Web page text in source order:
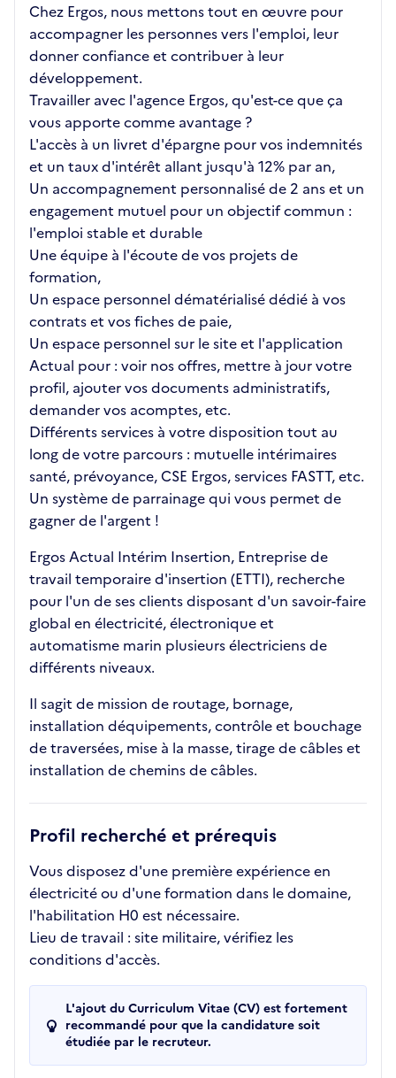
Chez Ergos, nous mettons tout en œuvre pour
accompagner les personnes vers l'emploi, leur
donner confiance et contribuer à leur
développement.
Travailler avec l'agence Ergos, qu'est-ce que ça
vous apporte comme avantage ?
L'accès à un livret d'épargne pour vos indemnités
et un taux d'intérêt allant jusqu'à 12% par an,
Un accompagnement personnalisé de 2 ans et un
engagement mutuel pour un objectif commun :
l'emploi stable et durable
Une équipe à l'écoute de vos projets de
formation,
Un espace personnel dématérialisé dédié à vos
contrats et vos fiches de paie,
Un espace personnel sur le site et l'application
Actual pour : voir nos offres, mettre à jour votre
profil, ajouter vos documents administratifs,
demander vos acomptes, etc.
Différents services à votre disposition tout au
long de votre parcours : mutuelle intérimaires
santé, prévoyance, CSE Ergos, services FASTT, etc.
Un système de parrainage qui vous permet de
gagner de l'argent !
Ergos Actual Intérim Insertion, Entreprise de
travail temporaire d'insertion (ETTI), recherche
pour l'un de ses clients disposant d'un savoir-faire
global en électricité, électronique et
automatisme marin plusieurs électriciens de
différents niveaux.
Il sagit de mission de routage, bornage,
installation déquipements, contrôle et bouchage
de traversées, mise à la masse, tirage de câbles et
installation de chemins de câbles.
Profil recherché et prérequis
Vous disposez d'une première expérience en
électricité ou d'une formation dans le domaine,
l'habilitation H0 est nécessaire.
Lieu de travail : site militaire, vérifiez les
conditions d'accès.
L'ajout du Curriculum Vitae (CV) est fortement
recommandé pour que la candidature soit
étudiée par le recruteur.